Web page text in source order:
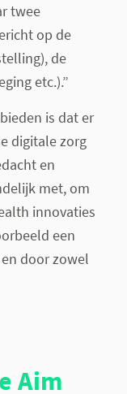
twee
op de
de
etc.).”
is dat er
digitale zorg
en
met, om
innovaties
een
door zowel
Aim